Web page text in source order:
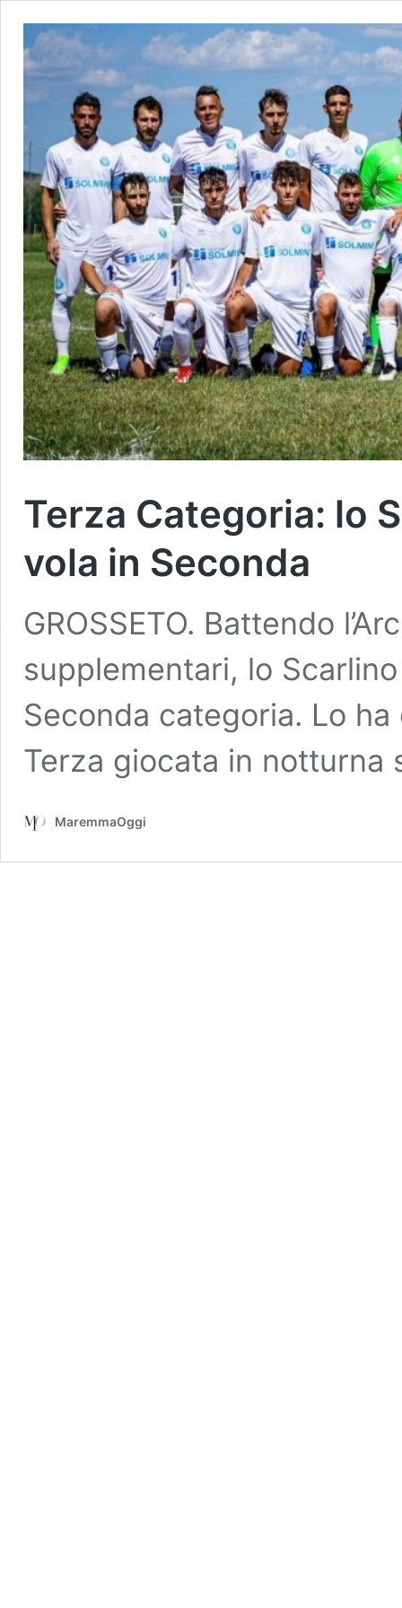
Terza Categoria: lo
vola in Seconda
GROSSETO. Battendo
supplementari, lo
Seconda categoria. Lo
Terza giocata in
MaremmaOggi